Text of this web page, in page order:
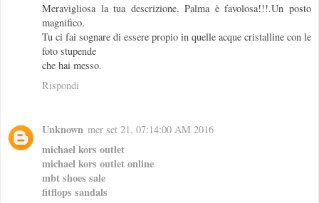
Meravigliosa la tua descrizione. Palma è favolosa!!!.Un posto
magnifico.
Tu ci fai sognare di essere propio in quelle acque cristalline con le
foto stupende
che hai messo.
Rispondi
Unknown mer set 21, 07:14:00 AM 2016
michael kors outlet
michael kors outlet online
mbt shoes sale
fitflops sandals